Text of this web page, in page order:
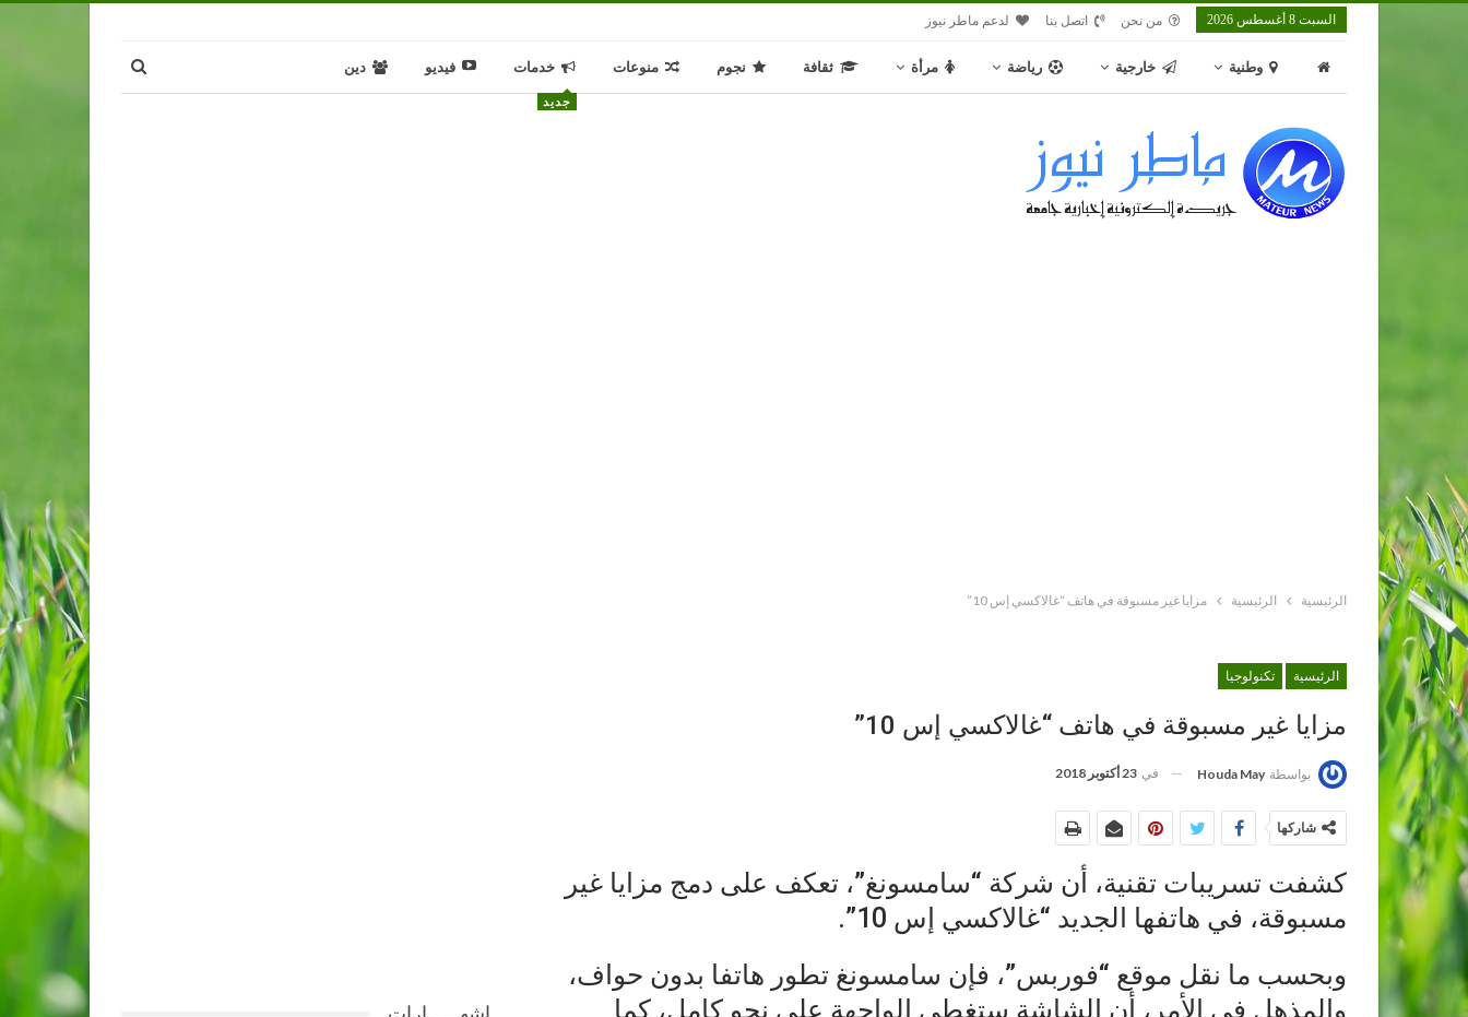
السبت 8 أغسطس 2026 من نحن اتصل بنا لدعم ماطر نيوز
وطنية خارجية رياضة مرأة ثقافة نجوم منوعات خدمات
جديد
فيديو دين
الرئيسية الرئيسية مزايا غير مسبوقة في هاتف “غالاكسي إس 10”
الرئيسية تكنولوجيا
مزايا غير مسبوقة في هاتف “غالاكسي إس 10”
بواسطة Houda May في 23 أكتوبر 2018
شاركها
كشفت تسريبات تقنية، أن شركة “سامسونغ”، تعكف على دمج مزايا غير
مسبوقة، في هاتفها الجديد “غالاكسي إس 10”.
وبحسب ما نقل موقع “فوربس”، فإن سامسونغ تطور هاتفا بدون حواف،
والمذهل في الأمر، أن الشاشة ستغطي الواجهة على نحو كامل، كما